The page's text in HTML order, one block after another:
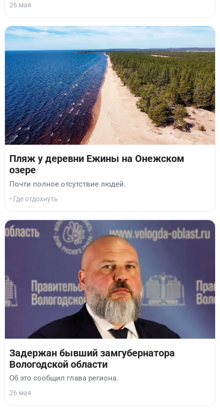
26 мая
Пляж у деревни Ежины на Онежском
озере
Почти полное отсутствие людей.
• Где отдохнуть
Задержан бывший замгубернатора
Вологодской области
Об это сообщил глава региона.
26 мая